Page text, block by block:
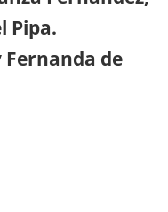
Pipa.
de